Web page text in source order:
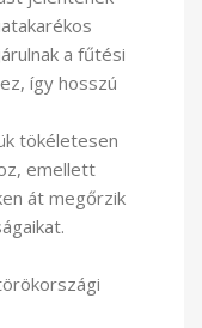
a fűtési
így hosszú
tökéletesen
emellett
át megőrzik